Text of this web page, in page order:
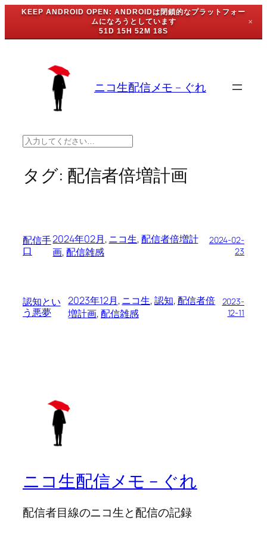
KEEP ANDROID OPEN: ANDROIDは閉鎖的なプラットフォー
ムになろうとしています
51D 15H 52M 18S
✕
ニコ生配信メモ – ぐれ
検
タグ: 配信者倍増計画
配信手
口
2024年02月, ニコ生, 配信者倍増計
画, 配信雑感
2024-02-
23
認知とい
う悪夢
2023年12月, ニコ生, 認知, 配信者倍
増計画, 配信雑感
2023-
12-11
ニコ生配信メモ – ぐれ
配信者目線のニコ生と配信の記録